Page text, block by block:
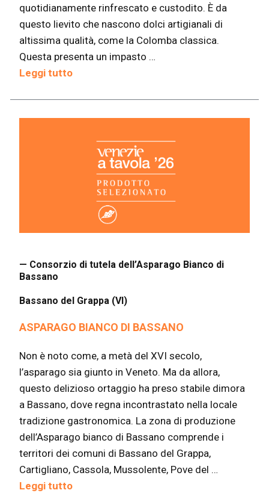
quotidianamente rinfrescato e custodito. È da
questo lievito che nascono dolci artigianali di
altissima qualità, come la Colomba classica.
Questa presenta un impasto …
Leggi tutto
— Consorzio di tutela dell’Asparago Bianco di
Bassano
Bassano del Grappa (VI)
ASPARAGO BIANCO DI BASSANO
Non è noto come, a metà del XVI secolo,
l’asparago sia giunto in Veneto. Ma da allora,
questo delizioso ortaggio ha preso stabile dimora
a Bassano, dove regna incontrastato nella locale
tradizione gastronomica. La zona di produzione
dell’Asparago bianco di Bassano comprende i
territori dei comuni di Bassano del Grappa,
Cartigliano, Cassola, Mussolente, Pove del …
Leggi tutto